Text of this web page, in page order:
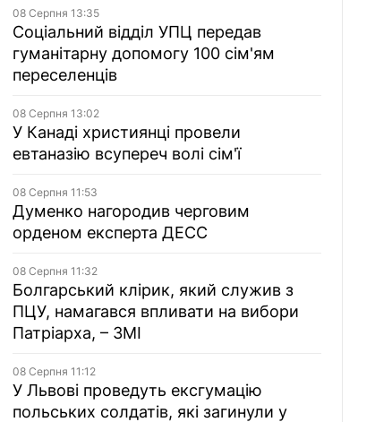
08 Серпня 13:35
Соціальний відділ УПЦ передав
гуманітарну допомогу 100 сім'ям
переселенців
08 Серпня 13:02
У Канаді християнці провели
евтаназію всупереч волі сім'ї
08 Серпня 11:53
Думенко нагородив черговим
орденом експерта ДЕСС
08 Серпня 11:32
Болгарський клірик, який служив з
ПЦУ, намагався впливати на вибори
Патріарха, – ЗМІ
08 Серпня 11:12
У Львові проведуть ексгумацію
польських солдатів, які загинули у